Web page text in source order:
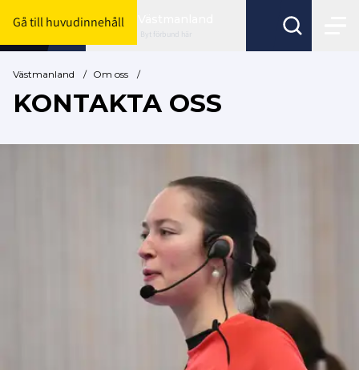
Gå till huvudinnehåll
Byt förbund här
Västmanland / Om oss /
KONTAKTA OSS